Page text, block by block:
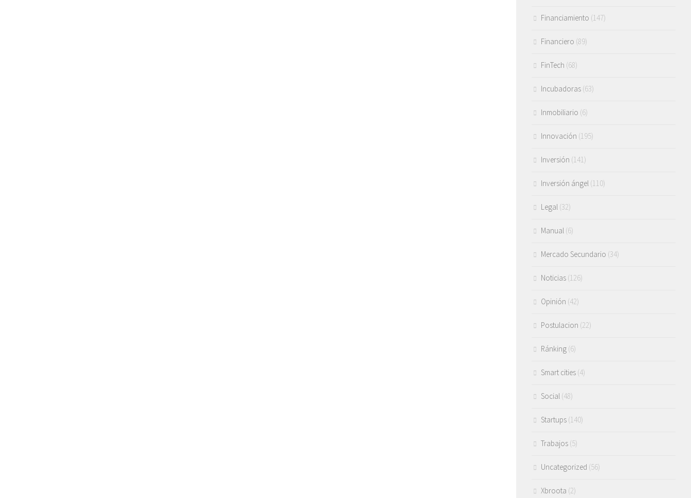
Financiamiento (147)
Financiero (89)
FinTech (68)
Incubadoras (63)
Inmobiliario (6)
Innovación (195)
Inversión (141)
Inversión ángel (110)
Legal (32)
Manual (6)
Mercado Secundario (34)
Noticias (126)
Opinión (42)
Postulacion (22)
Ránking (6)
Smart cities (4)
Social (48)
Startups (140)
Trabajos (5)
Uncategorized (56)
Xbroota (2)